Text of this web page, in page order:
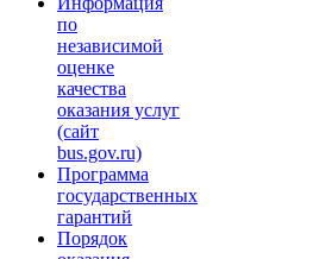
по
независимой
оценке
качества
оказания услуг
(сайт
bus.gov.ru)
Программа
государственных
гарантий
Порядок